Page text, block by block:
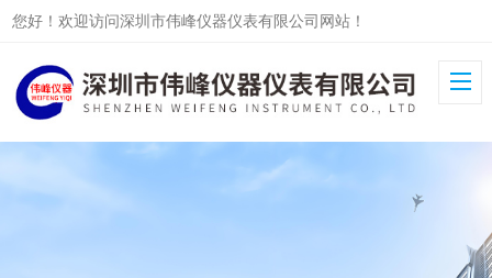
您好！欢迎访问深圳市伟峰仪器仪表有限公司网站！